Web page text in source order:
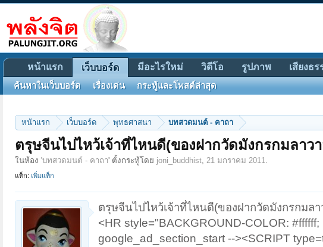
หน้าแรก เว็บบอร์ด พุทธศาสนา บทสวดมนต์ - คาถา
ตรุษจีนไปไหว้เจ้าที่ไหนดี(ของฝากวัดมังกรกมลาว
ในห้อง 'บทสวดมนต์ - คาถา' ตั้งกระทู้โดย joni_buddhist, 21 มกราคม 2011.
แท็ก: เพิ่มแท็ก
ตรุษจีนไปไหว้เจ้าที่ไหนดี(ของฝากวัดมังกรกมล
<HR style="BACKGROUND-COLOR:
google_ad_section_start --><SCRIPT
หน้าแรก เว็บบอร์ด
ค้นหาในเว็บบอร์ด เรื่องเด่น กระทู้และโพสต์ล่าสุด
มีอะไรใหม่ วิดีโอ รูปภาพ เสียงธร